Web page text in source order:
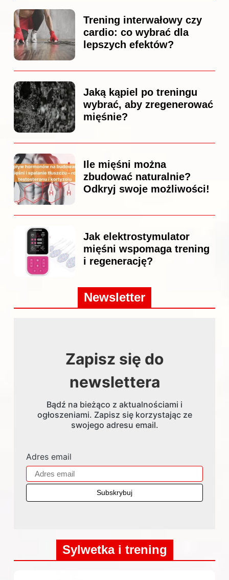
Trening interwałowy czy
cardio: co wybrać dla
lepszych efektów?
Jaką kąpiel po treningu
wybrać, aby zregenerować
mięśnie?
Ile mięśni można
zbudować naturalnie?
Odkryj swoje możliwości!
Jak elektrostymulator
mięśni wspomaga trening
i regenerację?
Newsletter
Zapisz się do
newslettera
Bądź na bieżąco z aktualnościami i
ogłoszeniami. Zapisz się korzystając ze
swojego adresu email.
Adres email
Sylwetka i trening